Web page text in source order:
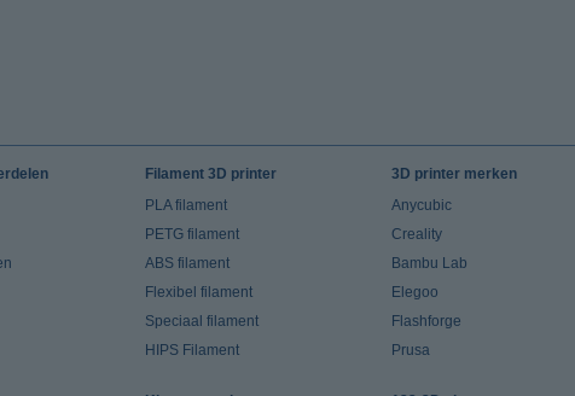
Filament 3D printer
PLA filament
PETG filament
ABS filament
Flexibel filament
Speciaal filament
HIPS Filament
3D printer merken
Anycubic
Creality
Bambu Lab
Elegoo
Flashforge
Prusa